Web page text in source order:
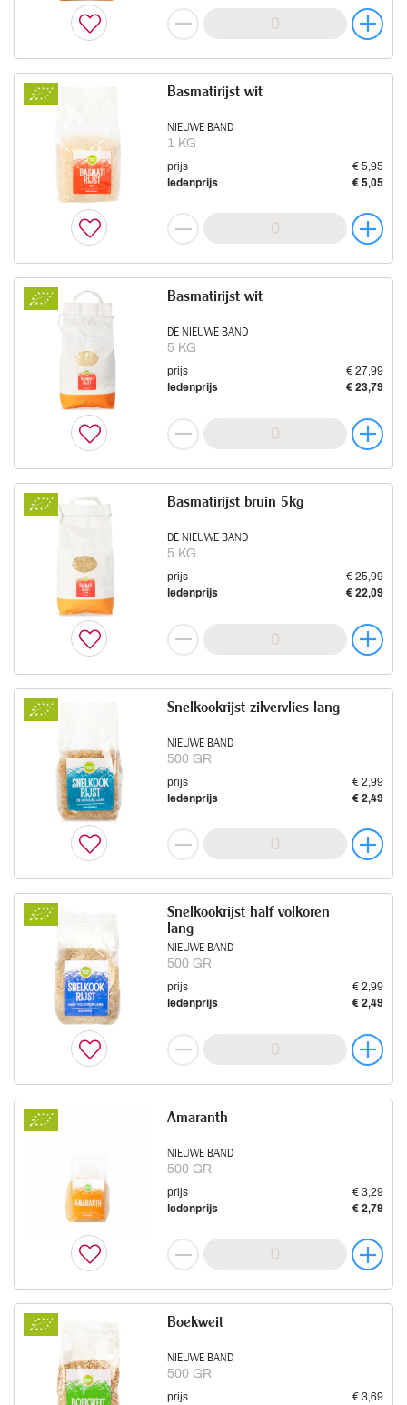
NIEUWE BAND
1 KG
Basmatirijst wit
prijs
€ 5,95
ledenprijs
€ 5,05
DE NIEUWE BAND
5 KG
Basmatirijst wit
prijs
€ 27,99
ledenprijs
€ 23,79
DE NIEUWE BAND
5 KG
Basmatirijst bruin 5kg
prijs
€ 25,99
ledenprijs
€ 22,09
NIEUWE BAND
500 GR
Snelkookrijst zilvervlies lang
prijs
€ 2,99
ledenprijs
€ 2,49
NIEUWE BAND
500 GR
Snelkookrijst half volkoren
lang
prijs
€ 2,99
ledenprijs
€ 2,49
NIEUWE BAND
500 GR
Amaranth
prijs
€ 3,29
ledenprijs
€ 2,79
NIEUWE BAND
500 GR
Boekweit
prijs
€ 3,69